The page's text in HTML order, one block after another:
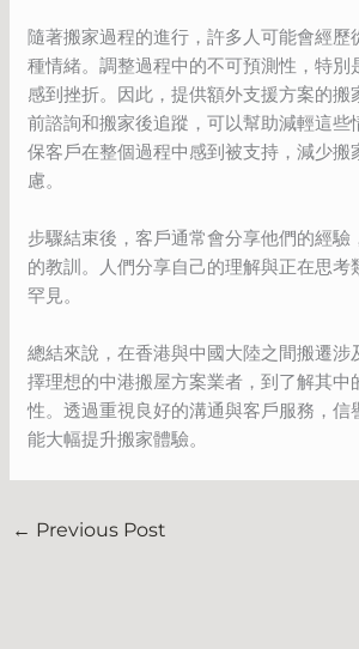
隨著搬家過程的進行，許多人可能會經歷
種情緒。調整過程中的不可預測性，特別
感到挫折。因此，提供額外支援方案的搬
前諮詢和搬家後追蹤，可以幫助減輕這些
保客戶在整個過程中感到被支持，減少搬
慮。
步驟結束後，客戶通常會分享他們的經驗
的教訓。人們分享自己的理解與正在思考
罕見。
總結來說，在香港與中國大陸之間搬遷涉
擇理想的中港搬屋方案業者，到了解其中
性。透過重視良好的溝通與客戶服務，信
能大幅提升搬家體驗。
← Previous Post